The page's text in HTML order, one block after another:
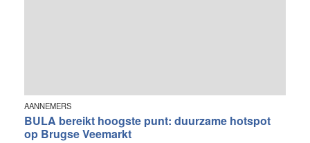
AANNEMERS
BULA bereikt hoogste punt: duurzame hotspot
op Brugse Veemarkt